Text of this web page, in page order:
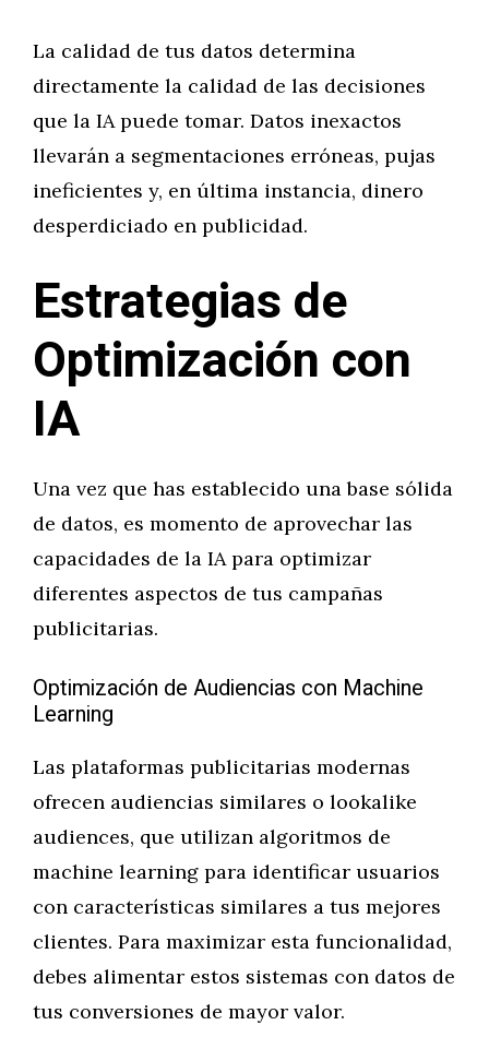
La calidad de tus datos determina
directamente la calidad de las decisiones
que la IA puede tomar. Datos inexactos
llevarán a segmentaciones erróneas, pujas
ineficientes y, en última instancia, dinero
desperdiciado en publicidad.
Estrategias de
Optimización con
IA
Una vez que has establecido una base sólida
de datos, es momento de aprovechar las
capacidades de la IA para optimizar
diferentes aspectos de tus campañas
publicitarias.
Optimización de Audiencias con Machine
Learning
Las plataformas publicitarias modernas
ofrecen audiencias similares o lookalike
audiences, que utilizan algoritmos de
machine learning para identificar usuarios
con características similares a tus mejores
clientes. Para maximizar esta funcionalidad,
debes alimentar estos sistemas con datos de
tus conversiones de mayor valor.